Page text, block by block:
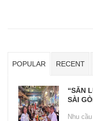
POPULAR RECENT
“SĂN
SÀI
Nhu